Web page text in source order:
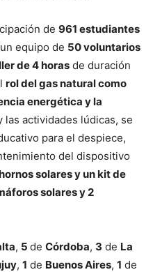
de 961 estudiantes
equipo de 50 voluntarios
de 4 horas de duración
rol del gas natural como
energética y la
las actividades lúdicas, se
para el despiece,
del dispositivo
solares y un kit de
solares y 2
, 5 de Córdoba, 3 de La
, 1 de Buenos Aires, 1 de